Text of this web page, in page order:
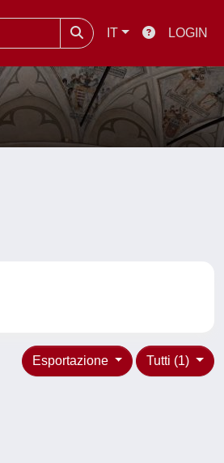
IT LOGIN
Tutti (1)
Esportazione